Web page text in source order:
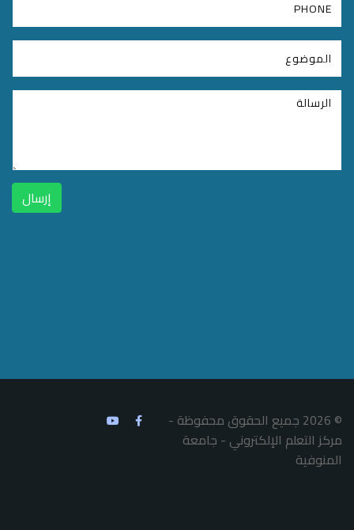
إرسال
© 2026 جميع الحقوق محفوظة -
مركز التعلم الإلكتروني - جامعة
المنوفية